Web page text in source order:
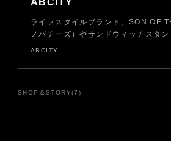
ライフスタイルブランド、SON OF
ノバチーズ）やサンドウィッチスタ
ABCITY
SHOP＆STORY(7 )